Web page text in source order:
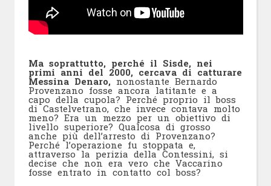
Ma soprattutto, perché il Sisde, nei
primi anni del 2000, cercava di catturare
Messina Denaro,nonostante Bernardo
Provenzano fosse ancora latitante e a
capo della cupola? Perché proprio il boss
di Castelvetrano, che invece contava molto
meno? Era un mezzo per un obiettivo di
livello superiore? Qualcosa di grosso
anche più dell’arresto di Provenzano?
Perché l’operazione fu stoppata e,
attraverso la perizia della Contessini, si
decise che non era vero che Vaccarino
fosse entrato in contatto col boss?